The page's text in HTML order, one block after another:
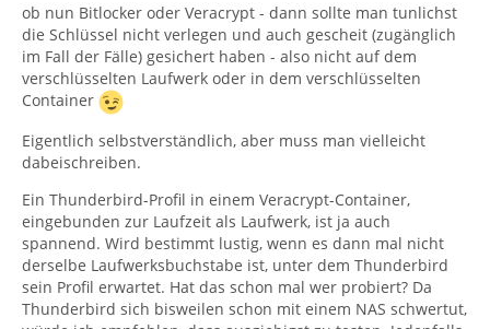
ob nun Bitlocker oder Veracrypt - dann sollte man tunlichst
die Schlüssel nicht verlegen und auch gescheit (zugänglich
im Fall der Fälle) gesichert haben - also nicht auf dem
verschlüsselten Laufwerk oder in dem verschlüsselten
Container
Eigentlich selbstverständlich, aber muss man vielleicht
dabeischreiben.
Ein Thunderbird-Profil in einem Veracrypt-Container,
eingebunden zur Laufzeit als Laufwerk, ist ja auch
spannend. Wird bestimmt lustig, wenn es dann mal nicht
derselbe Laufwerksbuchstabe ist, unter dem Thunderbird
sein Profil erwartet. Hat das schon mal wer probiert? Da
Thunderbird sich bisweilen schon mit einem NAS schwertut,